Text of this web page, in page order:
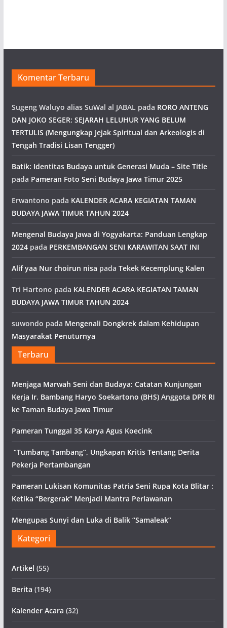
Komentar Terbaru
Sugeng Waluyo alias SuWal al JABAL pada RORO ANTENG
DAN JOKO SEGER: SEJARAH LELUHUR YANG BELUM
TERTULIS (Mengungkap Jejak Spiritual dan Arkeologis di
Tengah Tradisi Lisan Tengger)
Batik: Identitas Budaya untuk Generasi Muda – Site Title
pada Pameran Foto Seni Budaya Jawa Timur 2025
Erwantono pada KALENDER ACARA KEGIATAN TAMAN
BUDAYA JAWA TIMUR TAHUN 2024
Mengenal Budaya Jawa di Yogyakarta: Panduan Lengkap
2024pada PERKEMBANGAN SENI KARAWITAN SAAT INI
Alif yaa Nur choirun nisa pada Tekek Kecemplung Kalen
Tri Hartono pada KALENDER ACARA KEGIATAN TAMAN
BUDAYA JAWA TIMUR TAHUN 2024
suwondo pada Mengenali Dongkrek dalam Kehidupan
Masyarakat Penuturnya
Terbaru
Menjaga Marwah Seni dan Budaya: Catatan Kunjungan
Kerja Ir. Bambang Haryo Soekartono (BHS) Anggota DPR RI
ke Taman Budaya Jawa Timur
Pameran Tunggal 35 Karya Agus Koecink
“Tumbang Tambang”, Ungkapan Kritis Tentang Derita
Pekerja Pertambangan
Pameran Lukisan Komunitas Patria Seni Rupa Kota Blitar :
Ketika “Bergerak” Menjadi Mantra Perlawanan
Mengupas Sunyi dan Luka di Balik “Samaleak”
Kategori
Artikel (55)
Berita (194)
Kalender Acara (32)